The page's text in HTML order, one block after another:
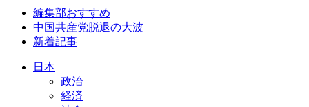
編集部おすすめ
中国共産党脱退の大波
新着記事
日本
政治
経済